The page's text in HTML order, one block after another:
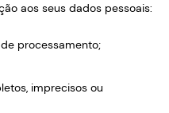
aos seus dados pessoais:
processamento;
imprecisos ou